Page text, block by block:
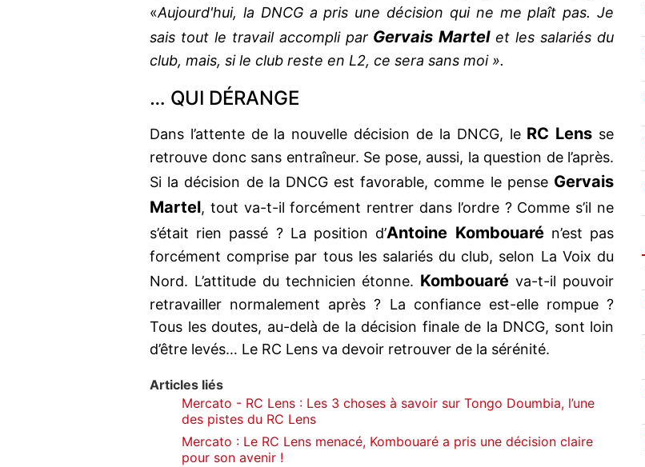
«Aujourd'hui, la DNCG a pris une décision qui ne me plaît pas. Je
sais tout le travail accompli par Gervais Martelet les salariés du
club, mais, si le club reste en L2, ce sera sans moi ».
… QUI DÉRANGE
Dans l’attente de la nouvelle décision de la DNCG, le RC Lens se
retrouve donc sans entraîneur. Se pose, aussi, la question de l’après.
Si la décision de la DNCG est favorable, comme le pense Gervais
Martel, tout va-t-il forcément rentrer dans l’ordre ? Comme s’il ne
s’était rien passé ? La position d’Antoine Kombouaré n’est pas
forcément comprise par tous les salariés du club, selon La Voix du
Nord. L’attitude du technicien étonne. Kombouaré va-t-il pouvoir
retravailler normalement après ? La confiance est-elle rompue ?
Tous les doutes, au-delà de la décision finale de la DNCG, sont loin
d’être levés… Le RC Lens va devoir retrouver de la sérénité.
Articles liés
Mercato - RC Lens : Les 3 choses à savoir sur Tongo Doumbia, l’une
des pistes du RC Lens
Mercato : Le RC Lens menacé, Kombouaré a pris une décision claire
pour son avenir !